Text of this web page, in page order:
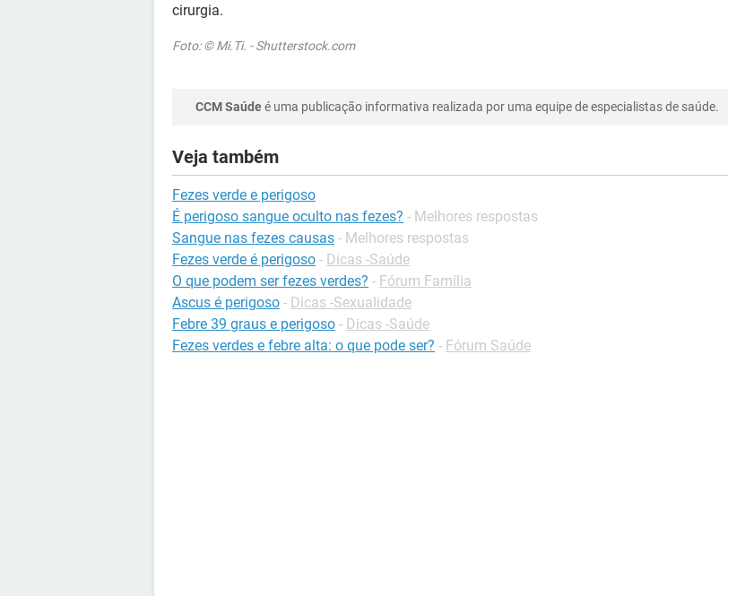
cirurgia.
Foto: © Mi.Ti. - Shutterstock.com
CCM Saúdeé uma publicação informativa realizada por uma equipe de especialistas de saúde.
Veja também
Fezes verde e perigoso
É perigoso sangue oculto nas fezes? - Melhores respostas
Sangue nas fezes causas - Melhores respostas
Fezes verde é perigoso - Dicas -Saúde
O que podem ser fezes verdes? - Fórum Família
Ascus é perigoso - Dicas -Sexualidade
Febre 39 graus e perigoso - Dicas -Saúde
Fezes verdes e febre alta: o que pode ser? - Fórum Saúde